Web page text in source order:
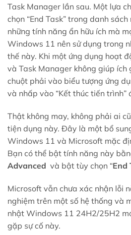
Task Manager lần sau. Một lựa
chọn “End Task” trong danh
những tính năng ẩn hữu ích mà
Windows 11 nên sử dụng trong
thế này. Khi một ứng dụng hoạt
và Task Manager không giúp ích
chuột phải vào biểu tượng ứng
và nhấp vào “Kết thúc tiến
Thật không may, không phải ai
tiện dụng này. Đây là một bổ
Windows 11 và Microsoft mặc
Bạn có thể bật tính năng này
Advanced và bật tùy chọn “End
Microsoft vẫn chưa xác nhận lỗi
nghiệm trên một số hệ thống và
nhật Windows 11 24H2/25H2
gặp sự cố này.